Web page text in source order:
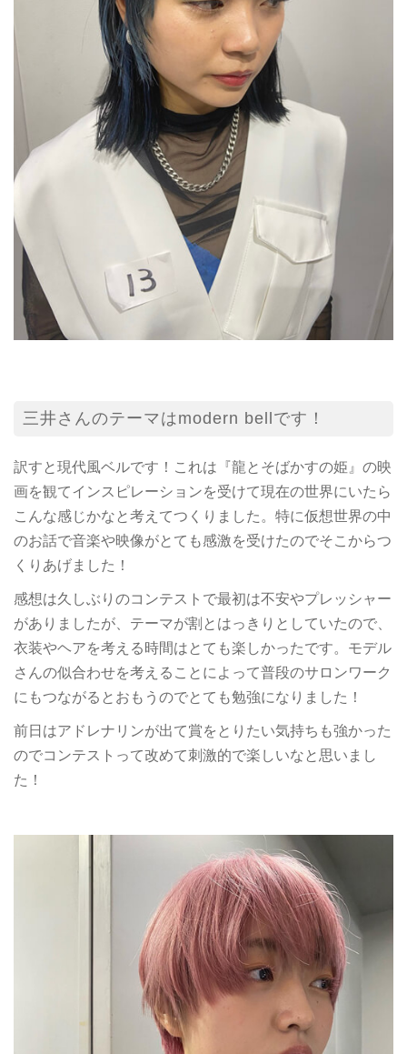
三井さんのテーマはmodern bellです！
訳すと現代風ベルです！これは『龍とそばかすの姫』の映
画を観てインスピレーションを受けて現在の世界にいたら
こんな感じかなと考えてつくりました。特に仮想世界の中
のお話で音楽や映像がとても感激を受けたのでそこからつ
くりあげました！
感想は久しぶりのコンテストで最初は不安やプレッシャー
がありましたが、テーマが割とはっきりとしていたので、
衣装やヘアを考える時間はとても楽しかったです。モデル
さんの似合わせを考えることによって普段のサロンワーク
にもつながるとおもうのでとても勉強になりました！
前日はアドレナリンが出て賞をとりたい気持ちも強かった
のでコンテストって改めて刺激的で楽しいなと思いまし
た！